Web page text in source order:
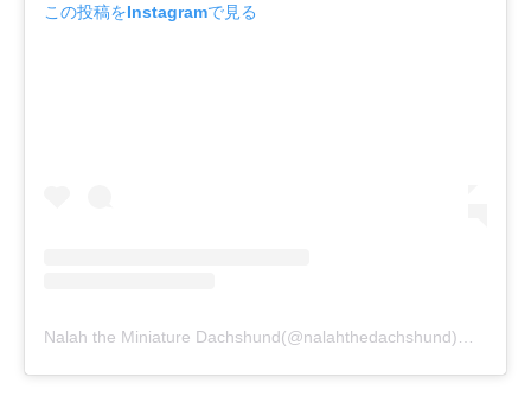
この投稿をInstagramで見る
Nalah the Miniature Dachshund(@nalahthedachshund)がシェアした投稿